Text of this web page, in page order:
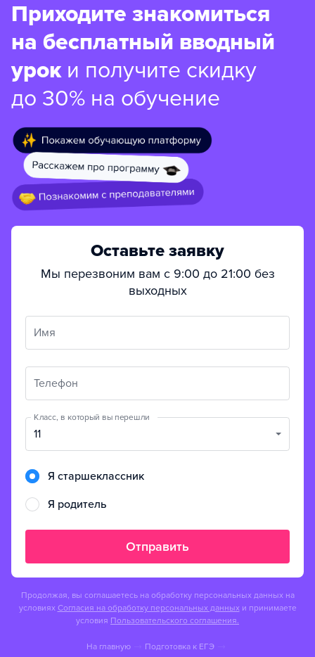
Приходите знакомиться
на бесплатный вводный
уроки получите скидку
до 30% на обучение
Оставьте заявку
Мы перезвоним вам с 9:00 до 21:00 без
выходных
Имя
Телефон
Класс, в который вы перешли
11
Я старшеклассник
Я родитель
Отправить
Продолжая, вы соглашаетесь на обработку персональных данных на
условиях Согласия на обработку персональных данных и принимаете
условия Пользовательского соглашения.
На главную
Подготовка к ЕГЭ